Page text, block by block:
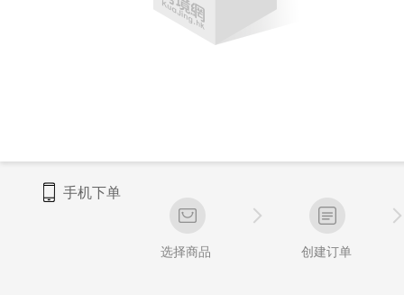
手机下单
选择商品 创建订单